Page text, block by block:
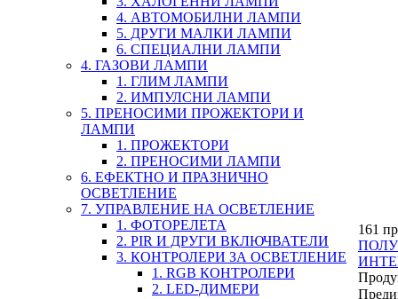
4. АВТОМОБИЛНИ ЛАМПИ
5. ДРУГИ МАЛКИ ЛАМПИ
6. СПЕЦИАЛНИ ЛАМПИ
4. ГАЗОВИ ЛАМПИ
1. ГЛИМ ЛАМПИ
2. ИМПУЛСНИ ЛАМПИ
5. ПРЕНОСИМИ ПРОЖЕКТОРИ И
ЛАМПИ
1. ПРОЖЕКТОРИ
2. ПРЕНОСИМИ ЛАМПИ
6. ЕФЕКТНО И ПРАЗНИЧНО
ОСВЕТЛЕНИЕ
7. УПРАВЛЕНИЕ НА ОСВЕТЛЕНИЕ
1. ФОТОРЕЛЕТА
2. PIR И ДРУГИ ВКЛЮЧВАТЕЛИ
3. КОНТРОЛЕРИ ЗА ОСВЕТЛЕНИЕ
1. RGB КОНТРОЛЕРИ
2. LED-ДИМЕРИ
161